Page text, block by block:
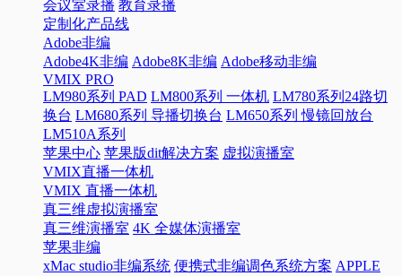
会议室录播 教育录播
定制化产品线
Adobe非编
Adobe4K非编 Adobe8K非编 Adobe移动非编
VMIX PRO
LM980系列 PAD LM800系列 一体机 LM780系列24路切
换台 LM680系列 导播切换台 LM650系列 慢镜回放台
LM510A系列
苹果中心 苹果版dit解决方案 虚拟演播室
VMIX直播一体机
VMIX 直播一体机
真三维虚拟演播室
真三维演播室 4K 全媒体演播室
苹果非编
xMac studio非编系统 便携式非编调色系统方案 APPLE